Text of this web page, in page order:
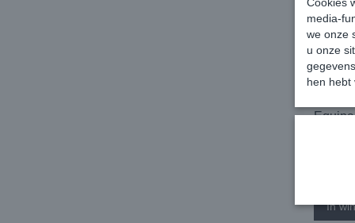
In
media-
we onze
u onze
hen hebt